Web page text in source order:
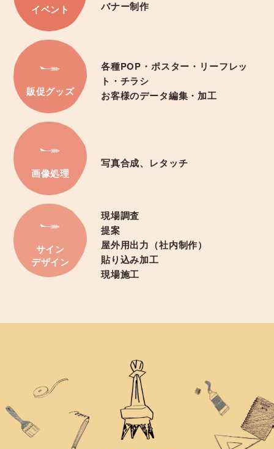
イベント
バナー制作
販促グッズ
各種POP・ポスター・リーフレッ
ト・チラシ
お客様のデータ編集・加工
画像処理
写真合成、レタッチ
サイン
デザイン
現場調査
提案
屋外用出力（社内制作）
貼り込み加工
現場施工